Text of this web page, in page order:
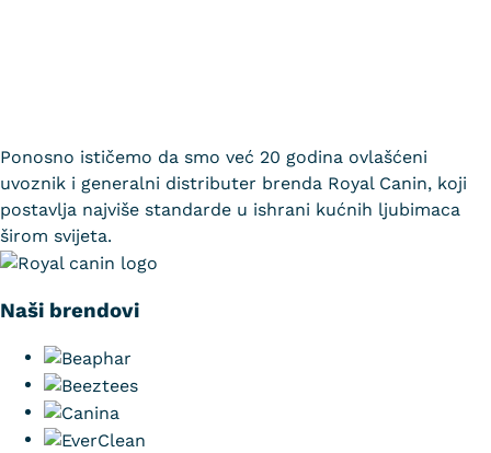
Ponosno ističemo da smo već 20 godina ovlašćeni
uvoznik i generalni distributer brenda Royal Canin, koji
postavlja najviše standarde u ishrani kućnih ljubimaca
širom svijeta.
Naši brendovi